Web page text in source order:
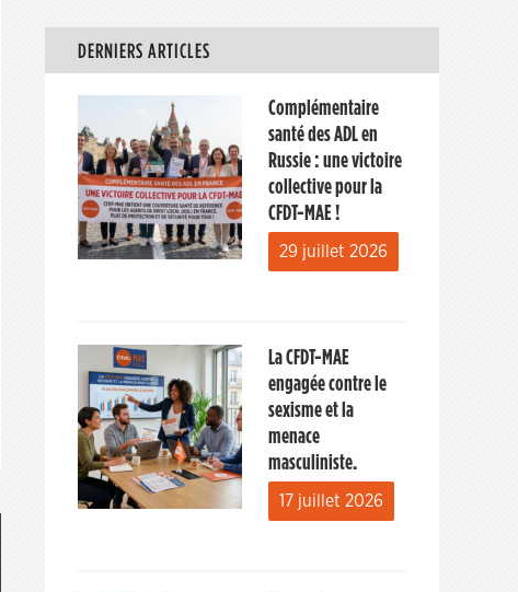
DERNIERS ARTICLES
Complémentaire
santé des ADL en
Russie : une victoire
collective pour la
CFDT-MAE !
29 juillet 2026
La CFDT-MAE
engagée contre le
sexisme et la
menace
masculiniste.
17 juillet 2026